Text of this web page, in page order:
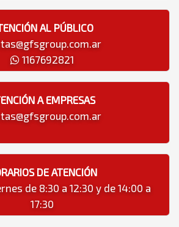
AL PÚBLICO
1167692821
A EMPRESAS
DE ATENCIÓN
de 8:30 a 12:30 y de 14:00 a
17:30